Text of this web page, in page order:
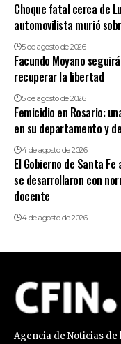
Choque fatal cerca de
automovilista murió
5 de agosto de 2026
Facundo Moyano
recuperar la libertad
5 de agosto de 2026
Femicidio en Rosario:
en su departamento y
4 de agosto de 2026
El Gobierno de Santa
se desarrollaron con
docente
4 de agosto de 2026
Agencia de Noticias